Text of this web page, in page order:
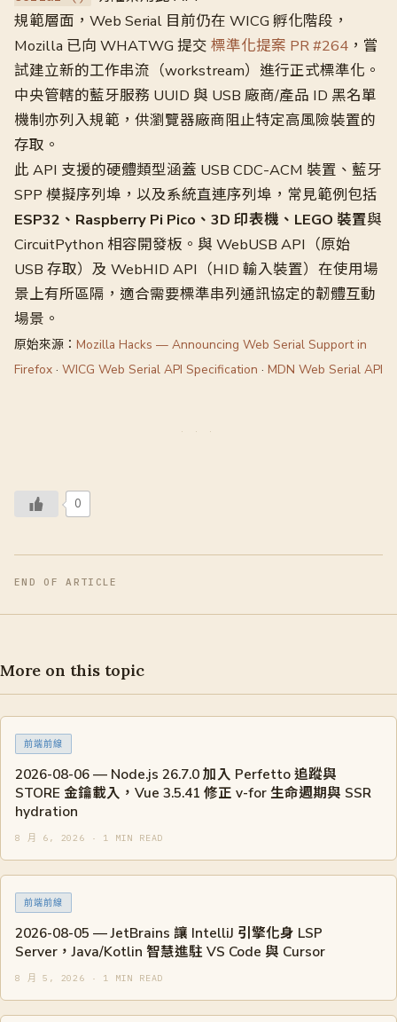
規範層面，Web Serial 目前仍在 WICG 孵化階段，
Mozilla 已向 WHATWG 提交 標準化提案 PR #264 ，嘗
試建立新的工作串流（workstream）進行正式標準化。
中央管轄的藍牙服務 UUID 與 USB 廠商/產品 ID 黑名單
機制亦列入規範，供瀏覽器廠商阻止特定高風險裝置的
存取。
此 API 支援的硬體類型涵蓋 USB CDC-ACM 裝置、藍牙
SPP 模擬序列埠，以及系統直連序列埠，常見範例包括
ESP32、Raspberry Pi Pico、3D 印表機、LEGO 裝置與
CircuitPython 相容開發板。與 WebUSB API（原始
USB 存取）及 WebHID API（HID 輸入裝置）在使用場
景上有所區隔，適合需要標準串列通訊協定的韌體互動
場景。
原始來源： Mozilla Hacks — Announcing Web Serial Support in
Firefox · WICG Web Serial API Specification · MDN Web Serial API
0
END OF ARTICLE
More on this topic
前端前線
2026-08-06 — Node.js 26.7.0 加入 Perfetto 追蹤與
STORE 金鑰載入，Vue 3.5.41 修正 v-for 生命週期與 SSR
hydration
8 月 6, 2026 · 1 MIN READ
前端前線
2026-08-05 — JetBrains 讓 IntelliJ 引擎化身 LSP
Server，Java/Kotlin 智慧進駐 VS Code 與 Cursor
8 月 5, 2026 · 1 MIN READ